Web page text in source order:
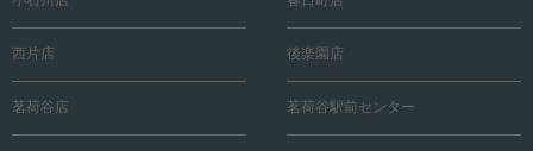
西片店 後楽園店
茗荷谷店 茗荷谷駅前センター